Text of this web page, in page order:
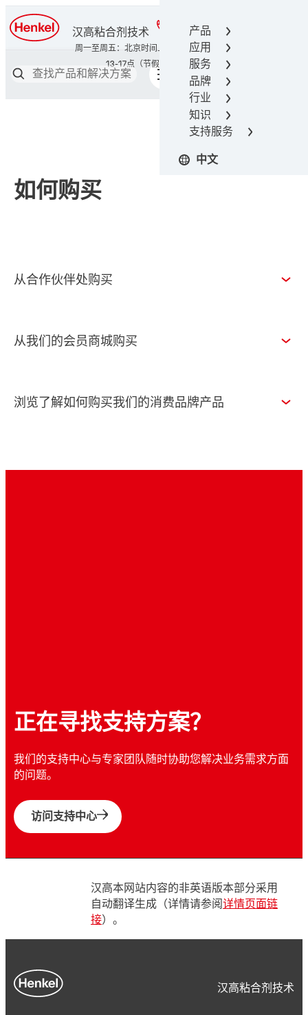
产品
应用
服务
品牌
行业
知识
支持服务
中文
汉高粘合剂技术 400-666-7306
如何购买
从合作伙伴处购买
从我们的会员商城购买
浏览了解如何购买我们的消费品牌产品
正在寻找支持方案？
我们的支持中心与专家团队随时协助您解决业务需求方面
的问题。
访问支持中心
汉高本网站内容的非英语版本部分采用
自动翻译生成（详情请参阅详情页面链
接）。
汉高粘合剂技术